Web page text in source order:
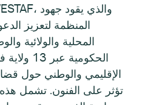
المنظمة لتعزيز
المحلية والولائية
الإقليمي والوطني حول
تؤثر على الفنون. تشمل